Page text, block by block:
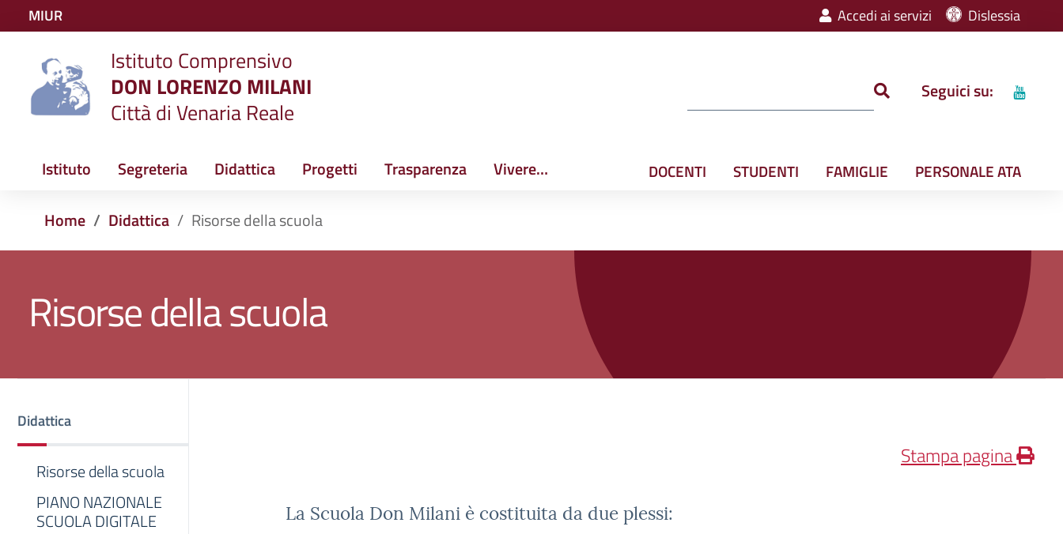
Vai ai contenuti
Vai al menu di navigazione
Vai al footer
MIUR Accedi ai servizi Dislessia
Istituto Comprensivo
DON LORENZO MILANI
Città di Venaria Reale
Seguici su:
DOCENTI STUDENTI FAMIGLIE PERSONALE ATA
Istituto Segreteria Didattica Progetti Trasparenza Vivere…
Home Didattica Risorse della scuola
Risorse della scuola
Didattica
Risorse della scuola
PIANO NAZIONALE
SCUOLA DIGITALE
Stampa pagina
La Scuola Don Milani è costituita da due plessi: